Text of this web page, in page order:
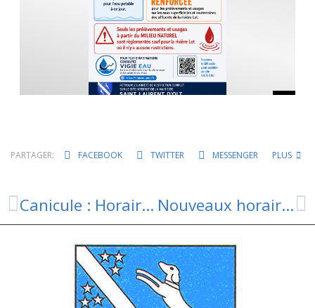
PARTAGER: FACEBOOK TWITTER MESSENGER PLUS
Canicule : Horaires exceptionnels sur le chantier Nouveaux horaires de la médiathèque